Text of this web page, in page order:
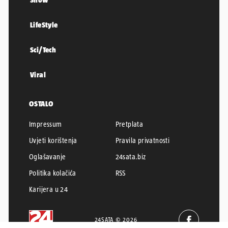
LifeStyle
Sci/Tech
Viral
OSTALO
Impressum
Pretplata
Uvjeti korištenja
Pravila privatnosti
Oglašavanje
24sata.biz
Politika kolačića
RSS
Karijera u 24
24SATA © 2026